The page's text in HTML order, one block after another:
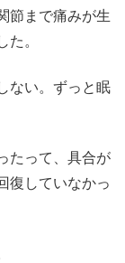
節まで痛みが生
た。
ない。ずっと眠
たって、具合が
復していなかっ